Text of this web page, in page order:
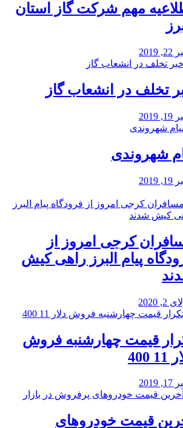
مهم شرکت گاز استان
تخلف در انشعاب گاز
شهروندی
کرجی امروز از
پیام البرز راهی کیش
2020
قیمت چهارشنبه فروش
قیمت خودرو‌های